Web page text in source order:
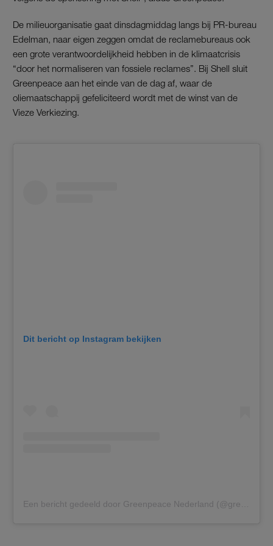
De milieuorganisatie gaat dinsdagmiddag langs bij PR-bureau
Edelman, naar eigen zeggen omdat de reclamebureaus ook
een grote verantwoordelijkheid hebben in de klimaatcrisis
“door het normaliseren van fossiele reclames”. Bij Shell sluit
Greenpeace aan het einde van de dag af, waar de
oliemaatschappij gefeliciteerd wordt met de winst van de
Vieze Verkiezing.
Dit bericht op Instagram bekijken
Een bericht gedeeld door Greenpeace Nederland (@greenpeacenl)